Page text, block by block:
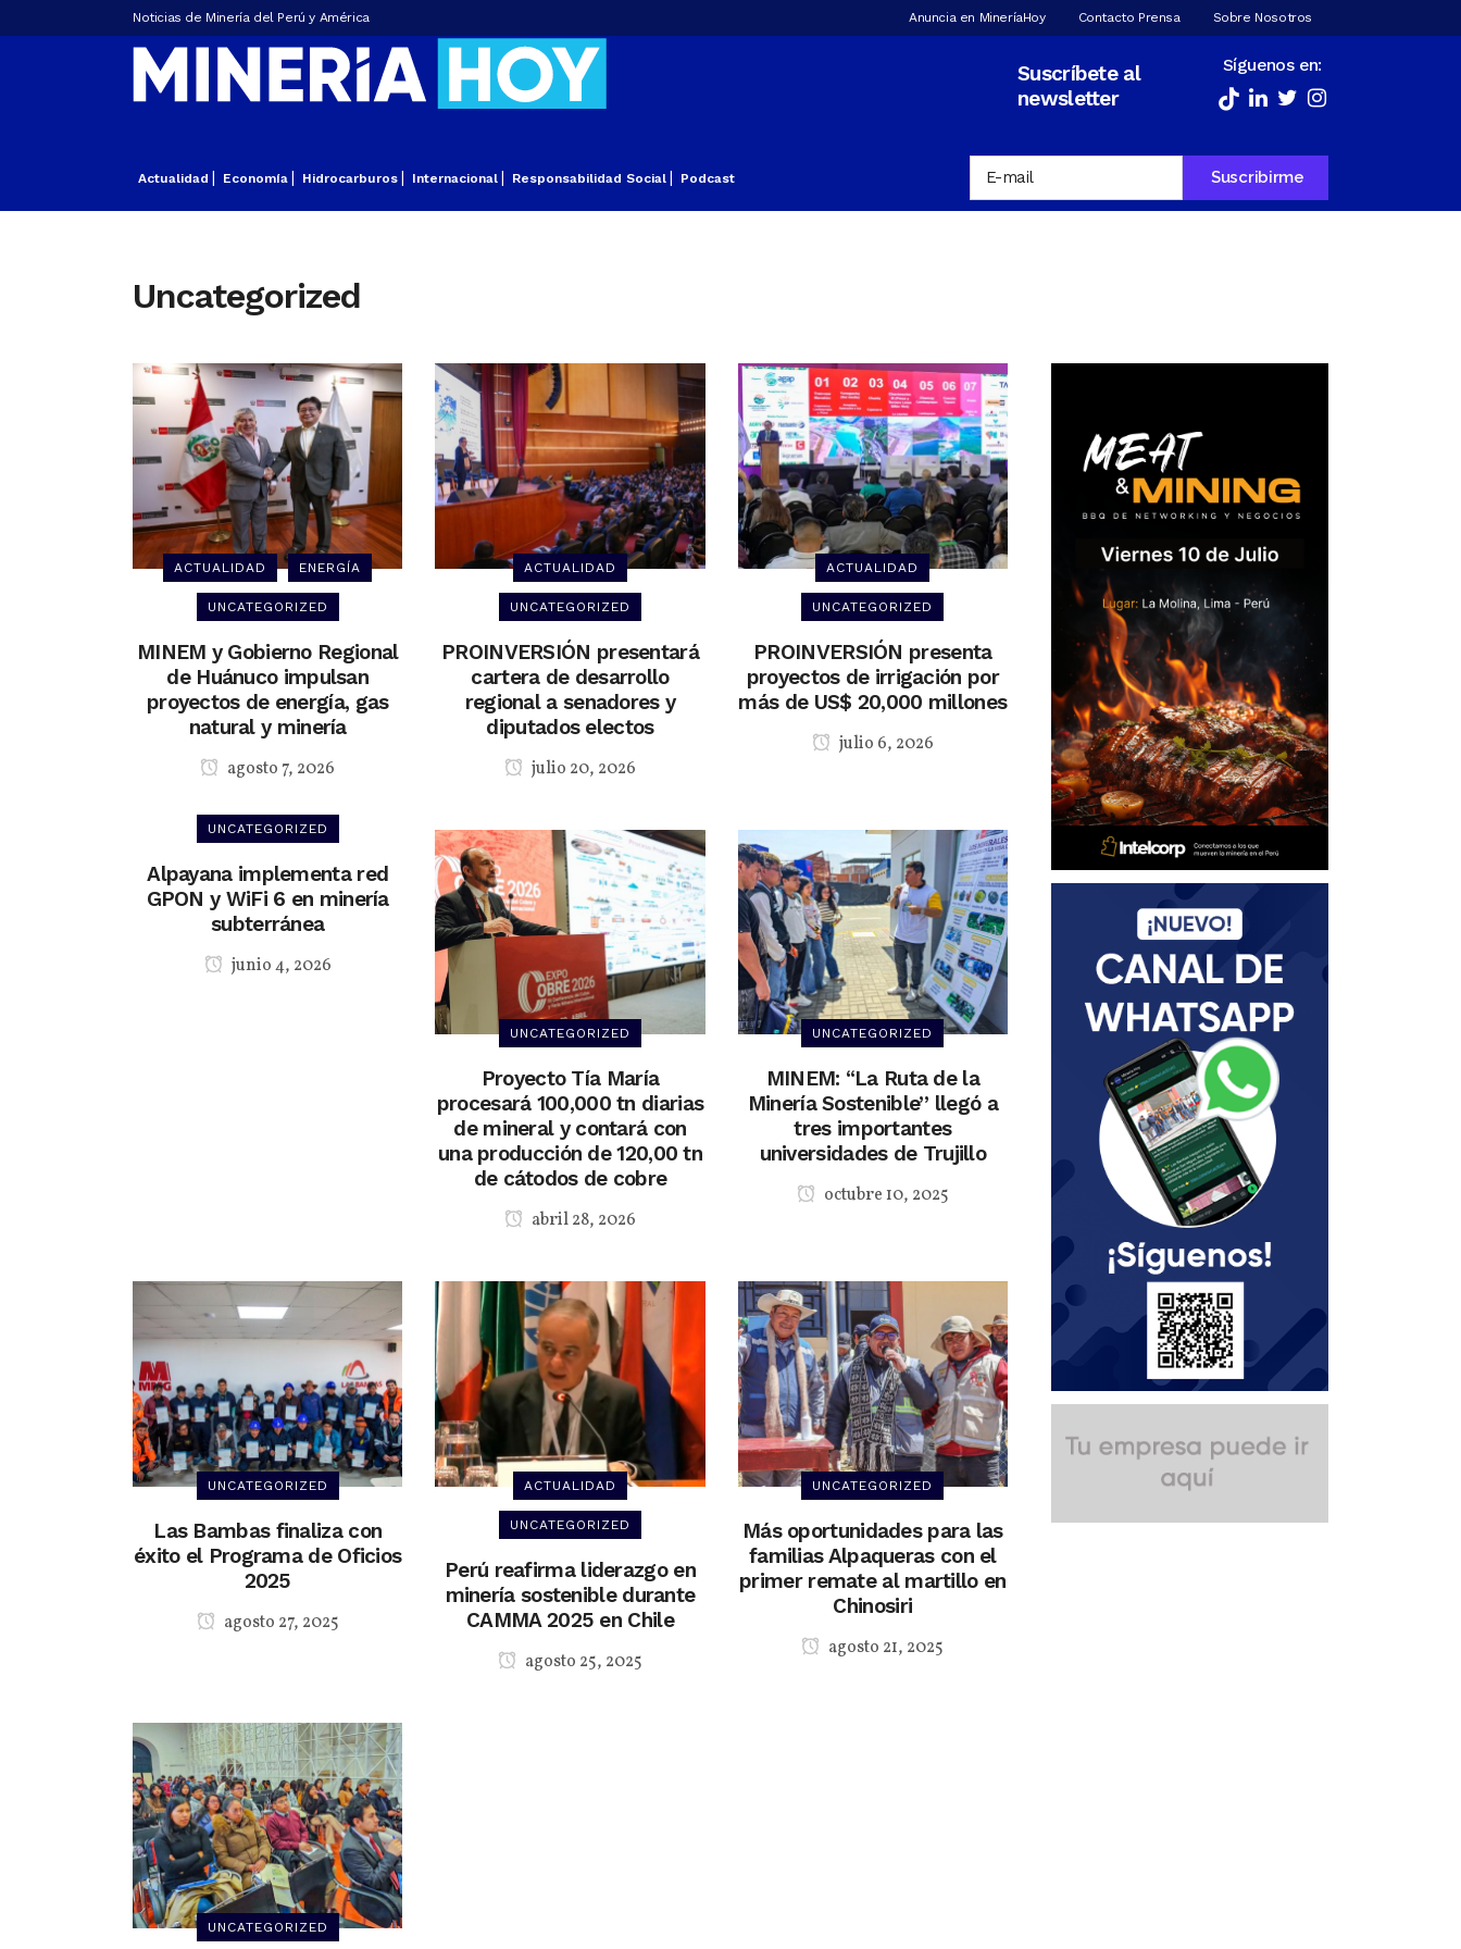
Noticias de Minería del Perú y América Anuncia en MineríaHoy Contacto Prensa Sobre Nosotros
Suscríbete al
newsletter
Síguenos en:
Actualidad Economía Hidrocarburos Internacional Responsabilidad Social Podcast
Uncategorized
ACTUALIDAD ENERGÍA
UNCATEGORIZED
MINEM y Gobierno Regional
de Huánuco impulsan
proyectos de energía, gas
natural y minería
agosto 7, 2026
ACTUALIDAD
UNCATEGORIZED
PROINVERSIÓN presentará
cartera de desarrollo
regional a senadores y
diputados electos
julio 20, 2026
ACTUALIDAD
UNCATEGORIZED
PROINVERSIÓN presenta
proyectos de irrigación por
más de US$ 20,000 millones
julio 6, 2026
UNCATEGORIZED
Alpayana implementa red
GPON y WiFi 6 en minería
subterránea
junio 4, 2026
UNCATEGORIZED
Proyecto Tía María
procesará 100,000 tn diarias
de mineral y contará con
una producción de 120,00 tn
de cátodos de cobre
abril 28, 2026
UNCATEGORIZED
MINEM: “La Ruta de la
Minería Sostenible” llegó a
tres importantes
universidades de Trujillo
octubre 10, 2025
UNCATEGORIZED
Las Bambas finaliza con
éxito el Programa de Oficios
2025
agosto 27, 2025
ACTUALIDAD
UNCATEGORIZED
Perú reafirma liderazgo en
minería sostenible durante
CAMMA 2025 en Chile
agosto 25, 2025
UNCATEGORIZED
Más oportunidades para las
familias Alpaqueras con el
primer remate al martillo en
Chinosiri
agosto 21, 2025
UNCATEGORIZED